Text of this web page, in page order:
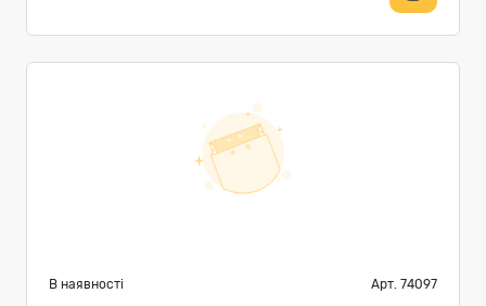
В наявності Арт. 74097